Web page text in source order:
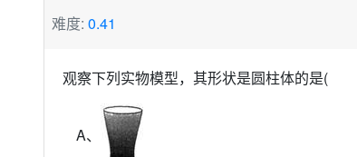
难度: 0.41
观察下列实物模型，其形状是圆柱体的是(
A、